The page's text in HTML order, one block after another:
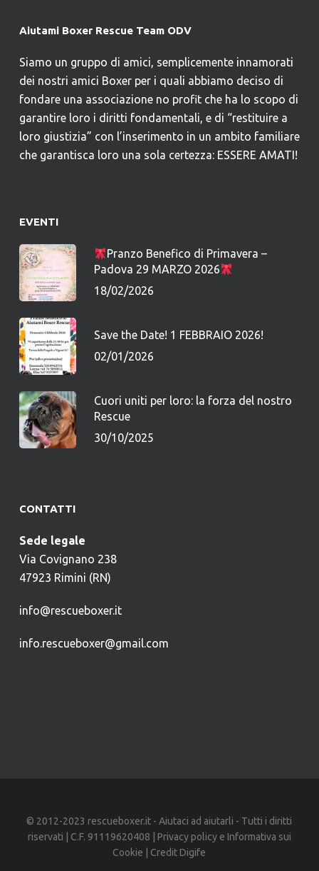
Aiutami Boxer Rescue Team ODV
Siamo un gruppo di amici, semplicemente innamorati
dei nostri amici Boxer per i quali abbiamo deciso di
fondare una associazione no profit che ha lo scopo di
garantire loro i diritti fondamentali, e di “restituire a
loro giustizia” con l’inserimento in un ambito familiare
che garantisca loro una sola certezza: ESSERE AMATI!
EVENTI
Pranzo Benefico di Primavera –
Padova 29 MARZO 2026
18/02/2026
Save the Date! 1 FEBBRAIO 2026!
02/01/2026
Cuori uniti per loro: la forza del nostro
Rescue
30/10/2025
CONTATTI
Sede legale
Via Covignano 238
47923 Rimini (RN)
info@rescueboxer.it
info.rescueboxer@gmail.com
© 2012-2023 rescueboxer.it - Aiutaci ad aiutarli - Tutti i diritti
riservati | C.F. 91119620408 | Privacy policye Informativa sui
Cookie | Credit Digife